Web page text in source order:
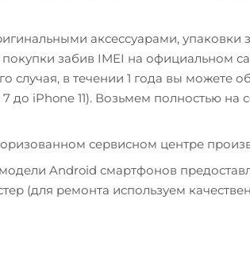
аксессуарами, упаковки
забив IMEI на официальном
случая, в течении 1 года вы можете
до iPhone 11). Возьмем полностью на
сервисном центре
Android смартфонов
(для ремонта используем